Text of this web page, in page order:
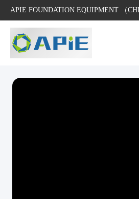
APIE FOUNDATION EQUIPMENT （